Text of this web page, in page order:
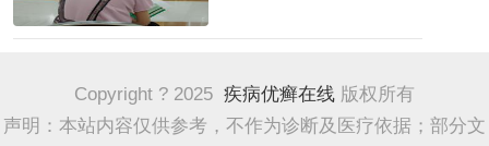
Copyright ? 2025 疾病优癣在线 版权所有
声明：本站内容仅供参考，不作为诊断及医疗依据；部分文